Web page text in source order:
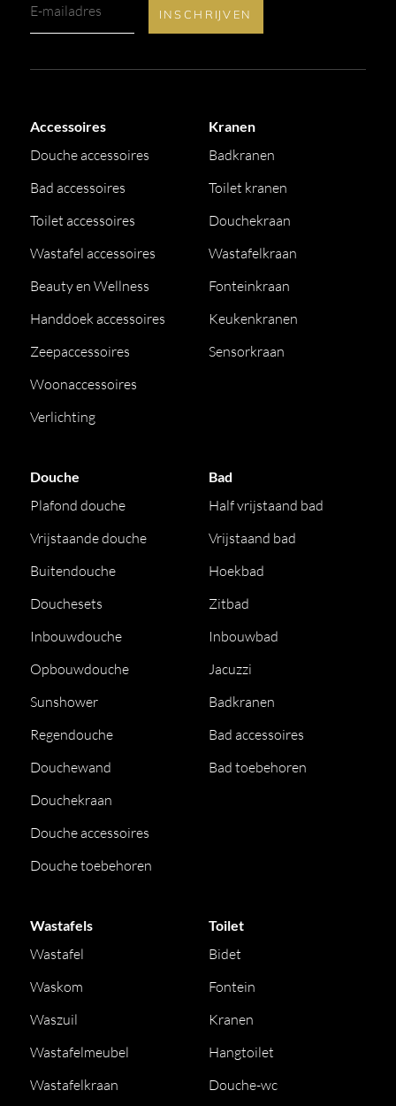
Accessoires
Douche accessoires
Bad accessoires
Toilet accessoires
Wastafel accessoires
Beauty en Wellness
Handdoek accessoires
Zeepaccessoires
Woonaccessoires
Verlichting
Kranen
Badkranen
Toilet kranen
Douchekraan
Wastafelkraan
Fonteinkraan
Keukenkranen
Sensorkraan
Douche
Plafond douche
Vrijstaande douche
Buitendouche
Douchesets
Inbouwdouche
Opbouwdouche
Sunshower
Regendouche
Douchewand
Douchekraan
Douche accessoires
Douche toebehoren
Bad
Half vrijstaand bad
Vrijstaand bad
Hoekbad
Zitbad
Inbouwbad
Jacuzzi
Badkranen
Bad accessoires
Bad toebehoren
Wastafels
Wastafel
Waskom
Waszuil
Wastafelmeubel
Wastafelkraan
Toilet
Bidet
Fontein
Kranen
Hangtoilet
Douche-wc